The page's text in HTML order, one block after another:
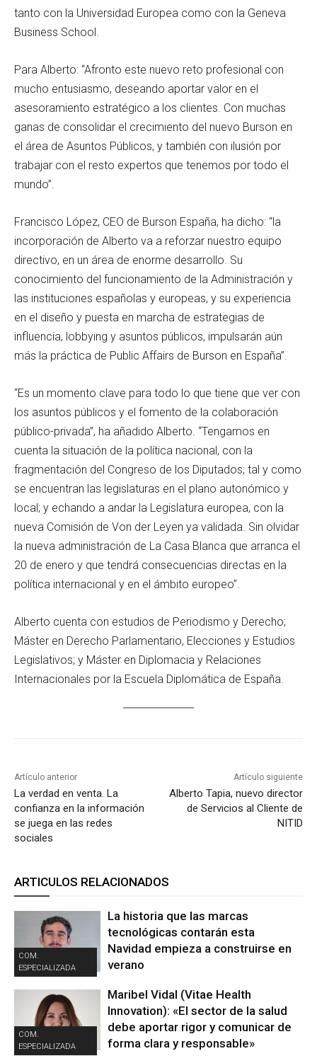
tanto con la Universidad Europea como con la Geneva
Business School.
Para Alberto: “Afronto este nuevo reto profesional con
mucho entusiasmo, deseando aportar valor en el
asesoramiento estratégico a los clientes. Con muchas
ganas de consolidar el crecimiento del nuevo Burson en
el área de Asuntos Públicos, y también con ilusión por
trabajar con el resto expertos que tenemos por todo el
mundo”.
Francisco López, CEO de Burson España, ha dicho: “la
incorporación de Alberto va a reforzar nuestro equipo
directivo, en un área de enorme desarrollo. Su
conocimiento del funcionamiento de la Administración y
las instituciones españolas y europeas, y su experiencia
en el diseño y puesta en marcha de estrategias de
influencia, lobbying y asuntos públicos, impulsarán aún
más la práctica de Public Affairs de Burson en España”.
“Es un momento clave para todo lo que tiene que ver con
los asuntos públicos y el fomento de la colaboración
público-privada”, ha añadido Alberto. “Tengamos en
cuenta la situación de la política nacional, con la
fragmentación del Congreso de los Diputados; tal y como
se encuentran las legislaturas en el plano autonómico y
local; y echando a andar la Legislatura europea, con la
nueva Comisión de Von der Leyen ya validada. Sin olvidar
la nueva administración de La Casa Blanca que arranca el
20 de enero y que tendrá consecuencias directas en la
política internacional y en el ámbito europeo”.
Alberto cuenta con estudios de Periodismo y Derecho;
Máster en Derecho Parlamentario, Elecciones y Estudios
Legislativos; y Máster en Diplomacia y Relaciones
Internacionales por la Escuela Diplomática de España.
Artículo anterior
La verdad en venta. La
confianza en la información
se juega en las redes
sociales
Artículo siguiente
Alberto Tapia, nuevo director
de Servicios al Cliente de
NITID
ARTICULOS RELACIONADOS
COM.
ESPECIALIZADA
La historia que las marcas
tecnológicas contarán esta
Navidad empieza a construirse en
verano
COM.
ESPECIALIZADA
Maribel Vidal (Vitae Health
Innovation): «El sector de la salud
debe aportar rigor y comunicar de
forma clara y responsable»